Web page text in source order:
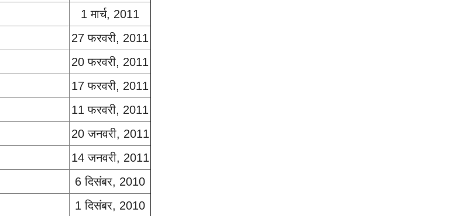
1 मार्च, 2011
27 फरवरी, 2011
20 फरवरी, 2011
17 फरवरी, 2011
11 फरवरी, 2011
20 जनवरी, 2011
14 जनवरी, 2011
6 दिसंबर, 2010
1 दिसंबर, 2010